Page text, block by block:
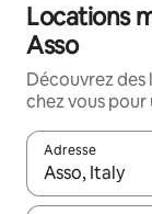
Locations
Asso
Découvrez des
chez vous pour
Adresse
Lorsque les